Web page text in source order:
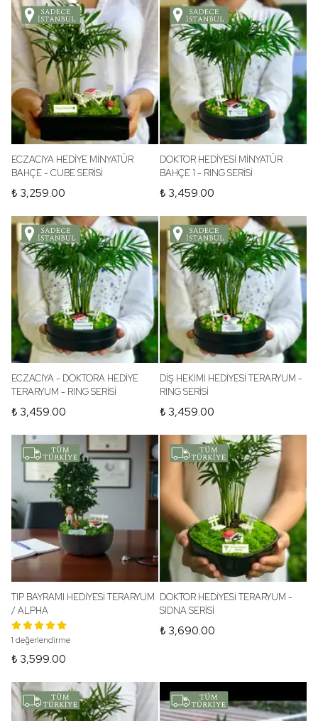
ECZACIYA HEDİYE MİNYATÜR
BAHÇE - CUBE SERİSİ
₺ 3,259.00
DOKTOR HEDİYESİ MİNYATÜR
BAHÇE 1 - RING SERİSİ
₺ 3,459.00
ECZACIYA - DOKTORA HEDİYE
TERARYUM - RING SERİSİ
₺ 3,459.00
DİŞ HEKİMİ HEDİYESİ TERARYUM -
RING SERİSİ
₺ 3,459.00
TIP BAYRAMI HEDİYESİ TERARYUM
/ ALPHA
1 değerlendirme
₺ 3,599.00
DOKTOR HEDİYESİ TERARYUM -
SIDNA SERİSİ
₺ 3,690.00